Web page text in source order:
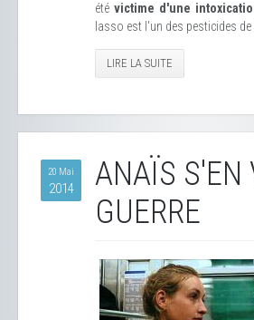
été victime d'une
lasso est l'un des pesticides
LIRE LA SUITE
20 Mai
2014
ANAÏS S'EN
GUERRE